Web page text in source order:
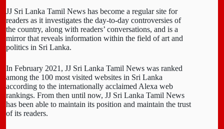
JJ Sri Lanka Tamil News has become a regular site for
readers as it investigates the day-to-day controversies of
the country, along with readers’ conversations, and is a
mirror that reveals information within the field of art and
politics in Sri Lanka.
In February 2021, JJ Sri Lanka Tamil News was ranked
among the 100 most visited websites in Sri Lanka
according to the internationally acclaimed Alexa web
rankings. From then until now, JJ Sri Lanka Tamil News
has been able to maintain its position and maintain the trust
of its readers.